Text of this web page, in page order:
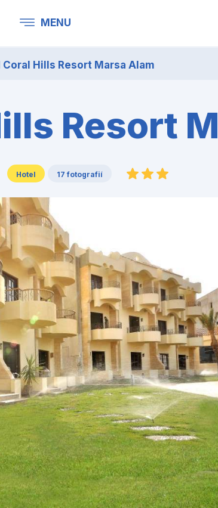
MENU
Coral Hills Resort Marsa Alam
Resort
Hotel 17 fotografií